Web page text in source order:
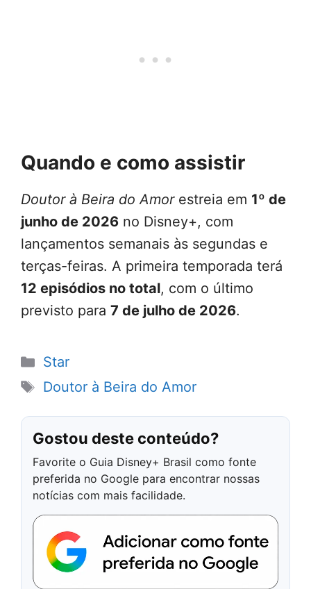
Quando e como assistir
Doutor à Beira do Amorestreia em 1º de
junho de 2026 no Disney+, com
lançamentos semanais às segundas e
terças-feiras. A primeira temporada terá
12 episódios no total, com o último
previsto para 7 de julho de 2026.
Categorias
Star
Tags
Doutor à Beira do Amor
Gostou deste conteúdo?
Favorite o Guia Disney+ Brasil como fonte
preferida no Google para encontrar nossas
notícias com mais facilidade.